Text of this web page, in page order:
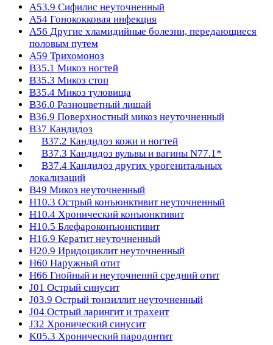
A53.9 Сифилис неуточненный
A54 Гонококковая инфекция
A56 Другие хламидийные болезни, передающиеся
половым путем
A59 Трихомоноз
B35.1 Микоз ногтей
B35.3 Микоз стоп
B35.4 Микоз туловища
B36.0 Разноцветный лишай
B36.9 Поверхностный микоз неуточненный
B37 Кандидоз
B37.2 Кандидоз кожи и ногтей
B37.3 Кандидоз вульвы и вагины N77.1*
B37.4 Кандидоз других урогенитальных
локализаций
B49 Микоз неуточненный
H10.3 Острый конъюнктивит неуточненный
H10.4 Хронический конъюнктивит
H10.5 Блефароконъюнктивит
H16.9 Кератит неуточненный
H20.9 Иридоциклит неуточненный
H60 Наружный отит
H66 Гнойный и неуточненнй средний отит
J01 Острый синусит
J03.9 Острый тонзиллит неуточненный
J04 Острый ларингит и трахеит
J32 Хронический синусит
K05.3 Хронический пародонтит